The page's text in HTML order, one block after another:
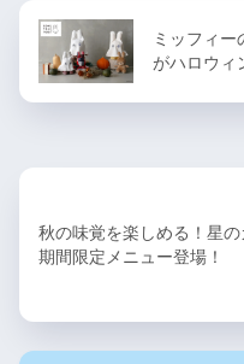
ミッフィー
がハロウ
秋の味覚を楽しめる！星
期間限定メニュー登場！